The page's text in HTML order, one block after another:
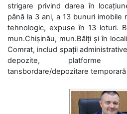
strigare privind darea în
până la 3 ani, a 13 bunuri imobile
tehnologic, expuse în 13 loturi.
mun.Chișinău, mun.Bălți și în
Comrat, includ spații
depozite, platforme
tansbordare/depozitare temporară